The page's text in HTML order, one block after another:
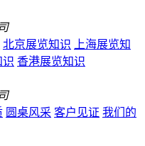
北京展览知识
上海展览知
识 香港展览知识
圆桌风采 客户见证 我们的